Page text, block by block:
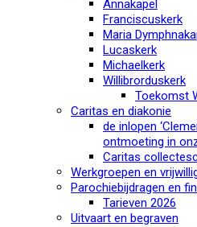
Annakapel
Franciscuskerk
Maria
Lucaskerk
Michaelkerk
Willibrorduskerk
Toekomst
Caritas en diakonie
de inlopen
ontmoeting in
Caritas
Werkgroepen en
Parochiebijdragen en
Tarieven 2026
Uitvaart en begraven